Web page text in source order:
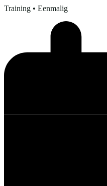
Training • Eenmalig